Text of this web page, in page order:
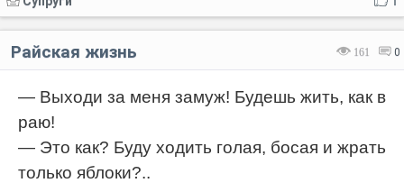
161 0
Райская жизнь
— Выходи за меня замуж! Будешь жить, как в
раю!
— Это как? Буду ходить голая, босая и жрать
только яблоки?..